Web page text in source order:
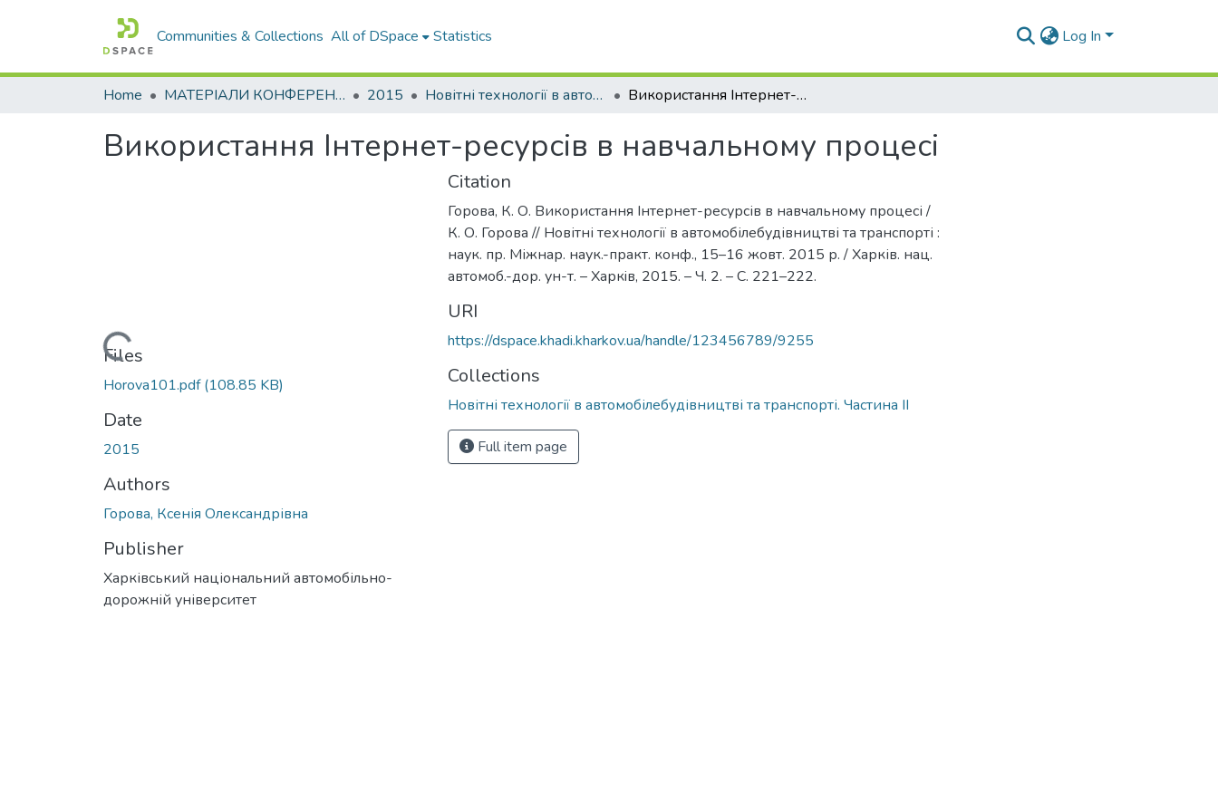
Communities & Collections All of DSpace Statistics Log In
Home МАТЕРІАЛИ КОНФЕРЕНЦІЙ 2015 Новітні технології в автомобілебудівництві та транспорті. Частина ІІ Використання Інтернет-ресурсів в навчальному процесі
Використання Інтернет-ресурсів в навчальному процесі
Loading...
Files
Horova101.pdf(108.85 KB)
Date
2015
Authors
Горова, Ксенія Олександрівна
Publisher
Харківський національний автомобільно-
дорожній університет
Citation
Горова, К. О. Використання Інтернет-ресурсів в навчальному процесі /
К. О. Горова // Новітні технології в автомобілебудівництві та транспорті :
наук. пр. Міжнар. наук.-практ. конф., 15–16 жовт. 2015 р. / Харків. нац.
автомоб.-дор. ун-т. – Харкiв, 2015. – Ч. 2. – С. 221–222.
URI
https://dspace.khadi.kharkov.ua/handle/123456789/9255
Collections
Новітні технології в автомобілебудівництві та транспорті. Частина ІІ
Full item page